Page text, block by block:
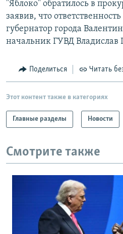
Все сайты РСЕ/РС
"Яблоко" обратилось в
заявив, что
губернатор города
начальник ГУВД Владислав
Поделиться Читать
Этот контент также в категориях
Главные разделы Новости
Смотрите также